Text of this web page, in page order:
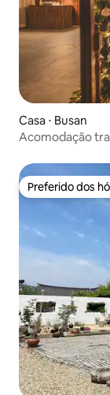
Casa ⋅ Busan
Acomodação
de Busan, para
Preferido dos
Preferido dos